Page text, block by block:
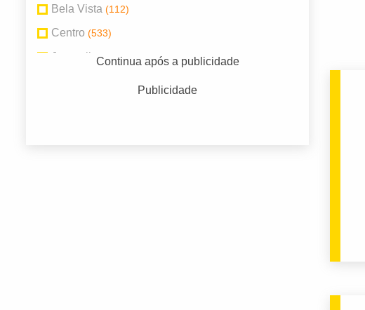
Bela Vista (112)
Centro (533)
Jaguaribe(76)
Continua após a publicidade
Publicidade